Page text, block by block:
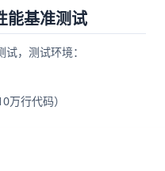
能基准测试
，测试环境：
万行代码）